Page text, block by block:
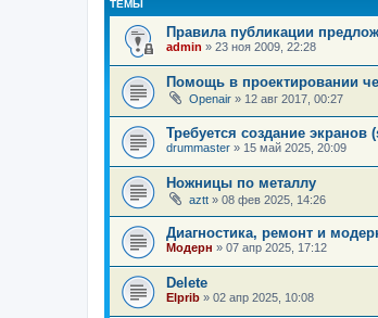
ТЕМЫ
Правила публикации
admin » 23 ноя 2009, 22:28
Помощь в проектировании
Openair » 12 авг 2017, 00:27
Требуется создание экранов
drummaster » 15 май 2025, 20:09
Ножницы по металлу
aztt » 08 фев 2025, 14:26
Диагностика, ремонт и
Модерн » 07 апр 2025, 17:12
Delete
Elprib » 02 апр 2025, 10:08